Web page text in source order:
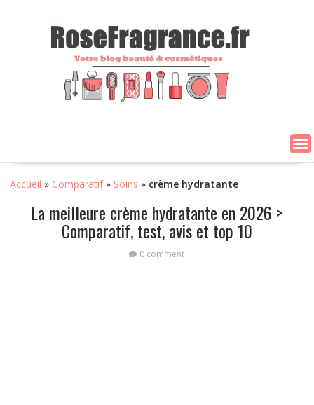
Accueil » Comparatif» Soins » crème hydratante
La meilleure crème hydratante en 2026 >
Comparatif, test, avis et top 10
0 comment